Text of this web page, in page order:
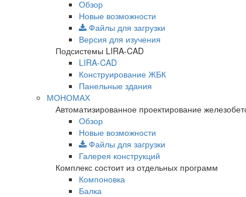
Обзор
Новые возможности
Файлы для загрузки
Версия для изучения
Подсистемы LIRA-CAD
LIRA-CAD
Конструирование ЖБК
Панельные здания
МОНОМАХ
Автоматизированное проектирование
Обзор
Новые возможности
Файлы для загрузки
Галерея конструкций
Комплекс состоит из отдельных программ
Компоновка
Балка